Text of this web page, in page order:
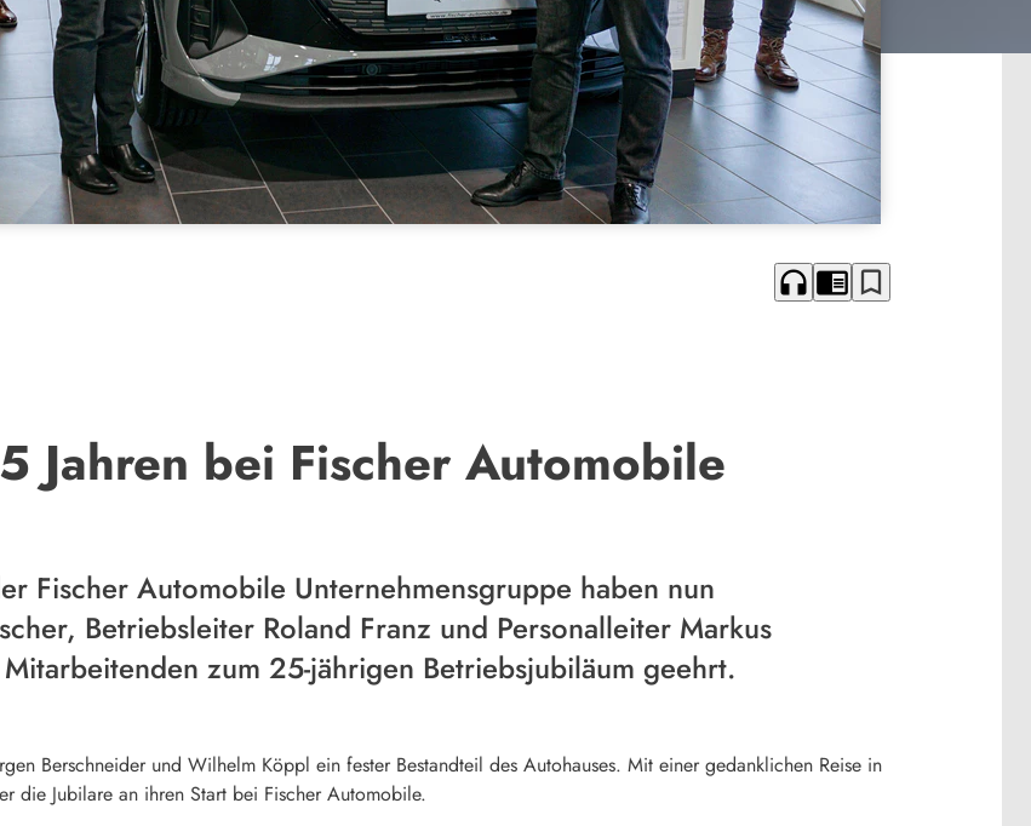
headphones chrome_reader_mode bookmark_border
Jahren bei Fischer Automobile
Fischer Automobile Unternehmensgruppe haben nun
Betriebsleiter Roland Franz und Personalleiter Markus
zum 25-jährigen Betriebsjubiläum geehrt.
Berschneider und Wilhelm Köppl ein fester Bestandteil des Autohauses. Mit einer gedanklichen Reise in
die Jubilare an ihren Start bei Fischer Automobile.